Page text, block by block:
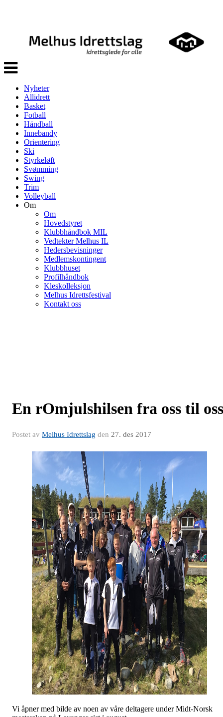
Veksle
navigasjon
Nyheter
Allidrett
Basket
Fotball
Håndball
Innebandy
Orientering
Ski
Styrkeløft
Svømming
Swing
Trim
Volleyball
Om
Om
Hovedstyret
Klubbhåndbok MIL
Vedtekter Melhus IL
Hedersbevisninger
Medlemskontingent
Klubbhuset
Profilhåndbok
Kleskolleksjon
Melhus Idrettsfestival
Kontakt oss
En rOmjulshilsen fra oss til oss
Postet av Melhus Idrettslag den 27. des 2017
Vi åpner med bilde av noen av våre deltagere under Midt-Norsk